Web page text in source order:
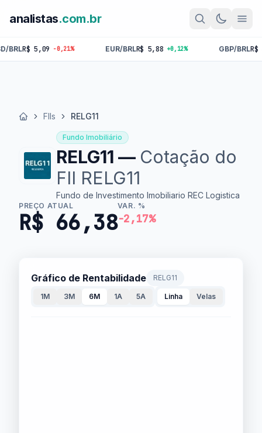
analistas.com.br
-0,21% EUR/BRL R$ 5,88 +0,12% GBP/BRL R$ 6,87
Início FIIs RELG11
Fundo Imobiliário
RELG11 — Cotação do
FII RELG11
Fundo de Investimento Imobiliario REC Logistica
PREÇO ATUAL
R$ 66,38
VAR. %
-2,17%
Gráfico de Rentabilidade RELG11
1M 3M 6M 1A 5A Linha Velas